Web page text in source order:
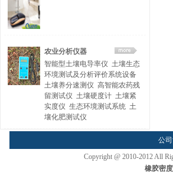
农业分析仪器
智能型土壤电导率仪 土壤生态
环境测试及分析评价系统设备
土壤养分速测仪 高智能农药残
留测试仪 土壤硬度计 土壤紧
实度仪 生态环境测试系统 土
壤化肥测试仪
公
Copyright @ 2010-2012 All
橡胶密